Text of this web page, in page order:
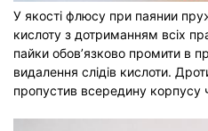
У якості флюсу при паянии
кислоту з дотриманням всіх
пайки обов’язково промити в
видалення слідів кислоти.
пропустив всередину корпусу